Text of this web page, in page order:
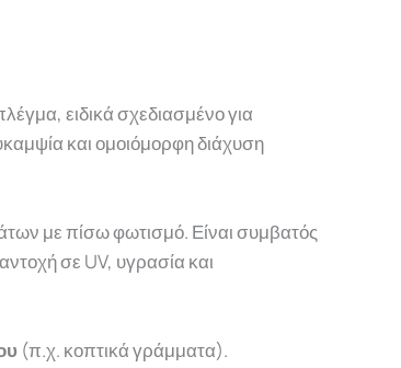
ειδικά σχεδιασμένο για
και ομοιόμορφη διάχυση
με πίσω φωτισμό. Είναι συμβατός
σε UV, υγρασία και
(π.χ. κοπτικά γράμματα).